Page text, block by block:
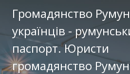
к
Громадянство
українців -
паспорт. Юристи
громадянство